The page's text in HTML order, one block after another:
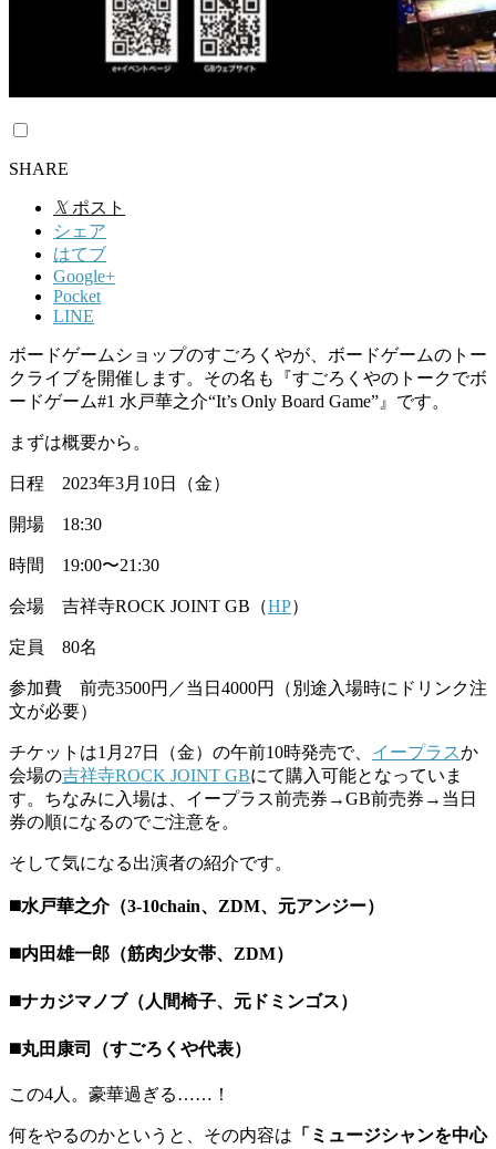
SHARE
𝕏 ポスト
シェア
はてブ
Google+
Pocket
LINE
ボードゲームショップのすごろくやが、ボードゲームのトー
クライブを開催します。その名も『すごろくやのトークでボ
ードゲーム#1 水戸華之介“It’s Only Board Game”』です。
まずは概要から。
日程 2023年3月10日（金）
開場 18:30
時間 19:00〜21:30
会場 吉祥寺ROCK JOINT GB（HP）
定員 80名
参加費 前売3500円／当日4000円（別途入場時にドリンク注
文が必要）
チケットは1月27日（金）の午前10時発売で、 イープラスか
会場の吉祥寺ROCK JOINT GBにて購入可能となっていま
す。ちなみに入場は、イープラス前売券→GB前売券→当日
券の順になるのでご注意を。
そして気になる出演者の紹介です。
◼️水戸華之介（3-10chain、ZDM、元アンジー）
◼️内田雄一郎（筋肉少女帯、ZDM）
◼️ナカジマノブ（人間椅子、元ドミンゴス）
◼️丸田康司（すごろくや代表）
この4人。豪華過ぎる……！
何をやるのかというと、その内容は 「ミュージシャンを中心